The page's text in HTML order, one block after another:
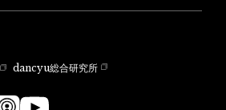
dancyu総合研究所